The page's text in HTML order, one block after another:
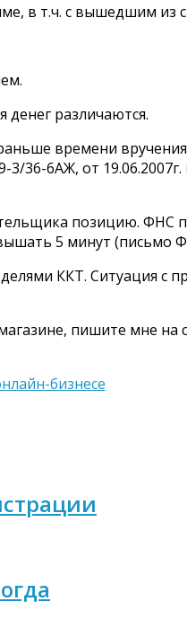
в т.ч. с вышедшим из
денег различаются.
времени
36-6АЖ, от
позицию. ФНС
5 минут (письмо
ККТ. Ситуация с
пишите мне